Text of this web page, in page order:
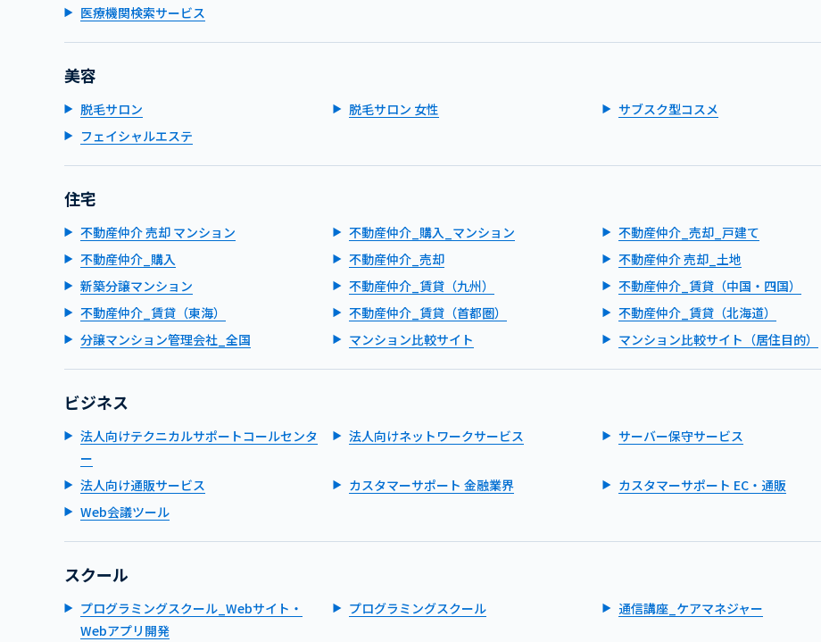
医療機関検索サービス
美容
脱毛サロン 脱毛サロン 女性 サブスク型コスメ
フェイシャルエステ
住宅
不動産仲介 売却 マンション 不動産仲介_購入_マンション 不動産仲介_売却_戸建て
不動産仲介_購入
不動産仲介_売却 不動産仲介 売却_土地
新築分譲マンション
不動産仲介_賃貸（九州） 不動産仲介_賃貸（中国・四国）
不動産仲介_賃貸（東海）
不動産仲介_賃貸（首都圏） 不動産仲介_賃貸（北海道）
分譲マンション管理会社_全国
マンション比較サイト マンション比較サイト（居住目的）
ビジネス
法人向けテクニカルサポートコールセンタ
ー
法人向けネットワークサービス サーバー保守サービス
法人向け通販サービス カスタマーサポート 金融業界 カスタマーサポート EC・通販
Web会議ツール
スクール
プログラミングスクール_Webサイト・
Webアプリ開発
プログラミングスクール 通信講座_ケアマネジャー